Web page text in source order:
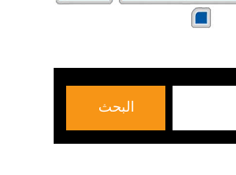
البحث